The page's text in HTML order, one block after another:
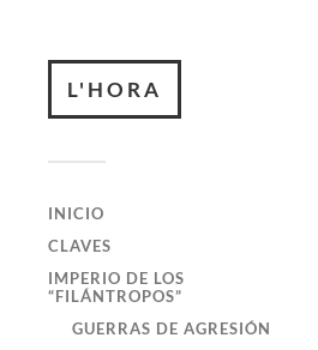
L'HORA
INICIO
CLAVES
IMPERIO DE LOS
“FILÁNTROPOS”
GUERRAS DE AGRESIÓN